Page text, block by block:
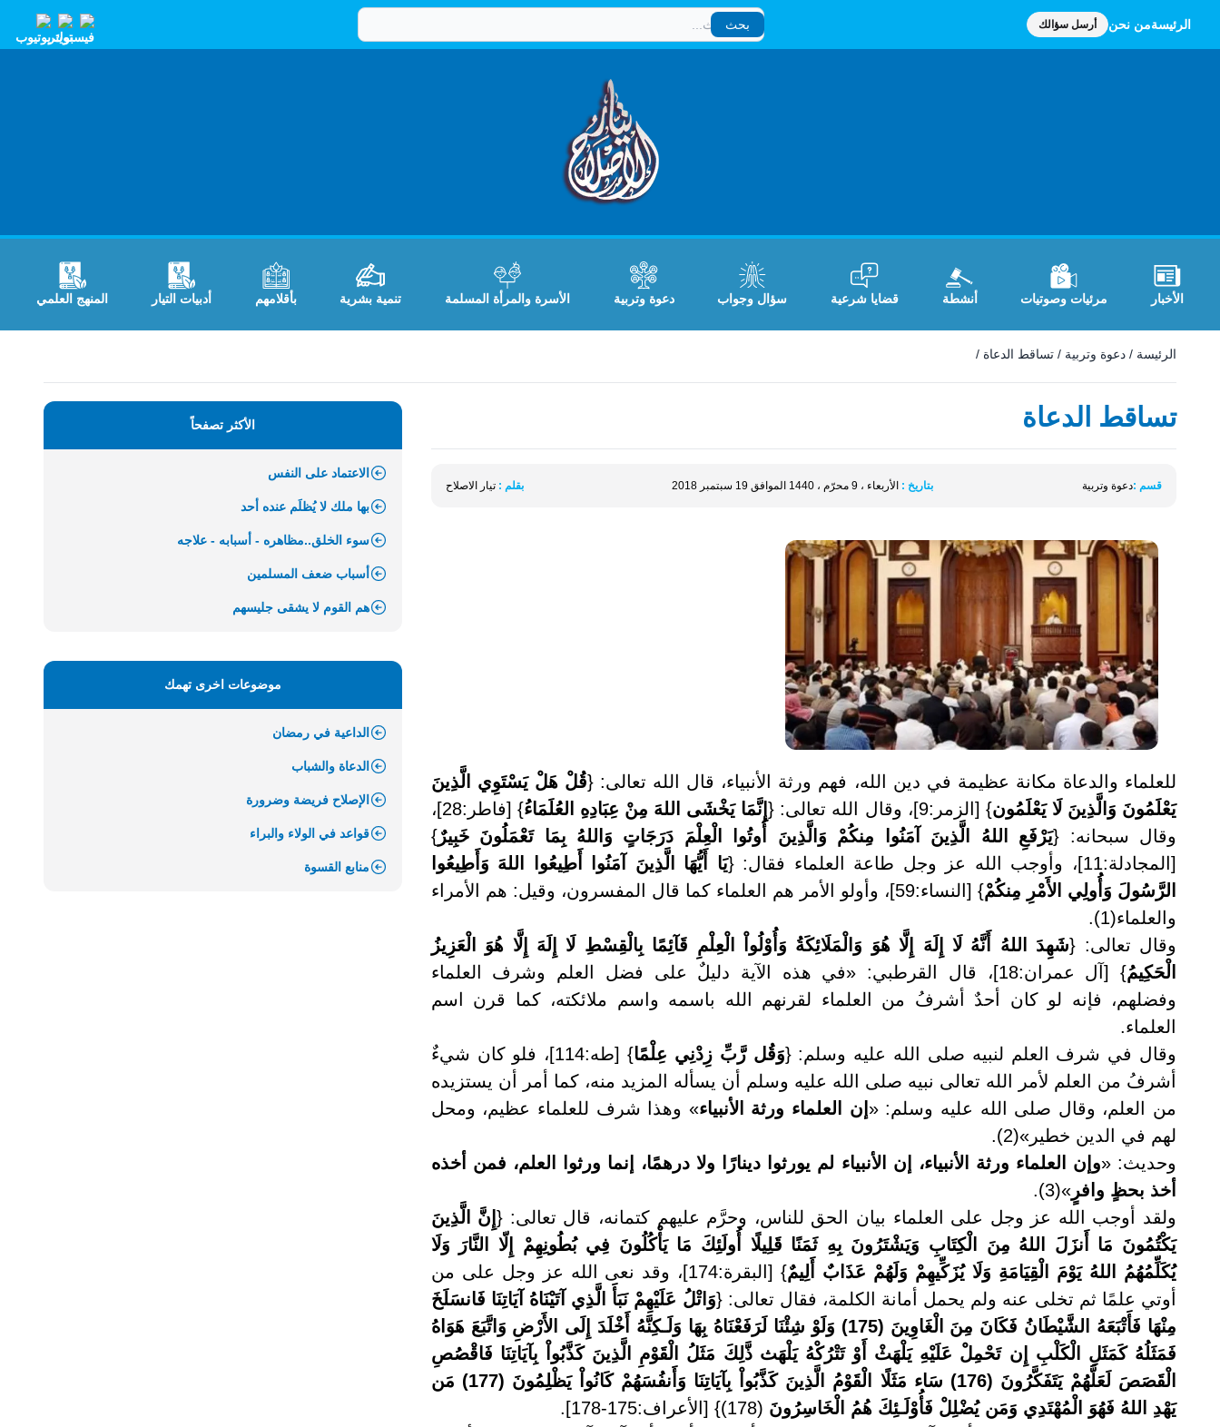
الرئيسةمن نحن أرسل سؤالك
بحث
بحث
الأخبار مرئيات وصوتيات أنشطة قضايا شرعية سؤال وجواب دعوة وتربية الأسرة والمرأة المسلمة تنمية بشرية بأقلامهم أدبيات التيار المنهج العلمي
الرئيسة / دعوة وتربية / تساقط الدعاة /
تساقط الدعاة
قسم :دعوة وتربية بتاريخ : الأربعاء ، 9 محرّم ، 1440 الموافق 19 سبتمبر 2018 بقلم : تيار الاصلاح
للعلماء والدعاة مكانة عظيمة في دين الله، فهم ورثة الأنبياء، قال الله تعالى: {قُلْ هَلْ يَسْتَوِي الَّذِينَ
يَعْلَمُونَ وَالَّذِينَ لَا يَعْلَمُون} [الزمر:9]، وقال الله تعالى: { إِنَّمَا يَخْشَى اللهَ مِنْ عِبَادِهِ العُلَمَاءُ
} [فاطر:28]،
وقال سبحانه: {يَرْفَعِ اللهُ الَّذِينَ آمَنُوا مِنكُمْ وَالَّذِينَ أُوتُوا الْعِلْمَ دَرَجَاتٍ وَاللهُ بِمَا تَعْمَلُونَ خَبِيرٌ}
[المجادلة:11]، وأوجب الله عز وجل طاعة العلماء فقال: {
يَا أَيُّهَا الَّذِينَ آمَنُوا أَطِيعُوا اللهَ وَأَطِيعُوا
الرَّسُولَ وَأُولِي الأَمْرِ مِنكُمْ
} [النساء:59]، وأولو الأمر هم العلماء كما قال المفسرون، وقيل: هم الأمراء
والعلماء(1).
وقال تعالى: {شَهِدَ اللهُ أَنَّهُ لَا إِلَهَ إِلَّا هُوَ وَالْمَلَائِكَةُ وَأُوْلُواْ الْعِلْمِ قَآئِمًا بِالْقِسْطِ لَا إِلَهَ إِلَّا هُوَ الْعَزِيزُ
الْحَكِيمُ
} [آل عمران:18]، قال القرطبي: «في هذه الآية دليلٌ على فضل العلم وشرف العلماء
وفضلهم، فإنه لو كان أحدٌ أشرفُ من العلماء لقرنهم الله باسمه واسم ملائكته، كما قرن اسم
العلماء.
وقال في شرف العلم لنبيه صلى الله عليه وسلم: {وَقُل رَّبِّ زِدْنِي عِلْمًا
} [طه:114]، فلو كان شيءٌ
أشرفُ من العلم لأمر الله تعالى نبيه صلى الله عليه وسلم أن يسأله المزيد منه، كما أمر أن يستزيده
من العلم، وقال صلى الله عليه وسلم: « إن العلماء ورثة الأنبياء» وهذا شرف للعلماء عظيم، ومحل
لهم في الدين خطير»(2).
وحديث: «وإن
العلماء ورثة الأنبياء، إن الأنبياء لم يورثوا دينارًا ولا درهمًا، إنما ورثوا العلم، فمن أخذه
أخذ بحظٍ وافرٍ »(3).
ولقد أوجب الله عز وجل على العلماء بيان الحق للناس، وحرَّم عليهم كتمانه، قال تعالى: {إِنَّ الَّذِينَ
يَكْتُمُونَ مَا أَنزَلَ اللهُ مِنَ الْكِتَابِ وَيَشْتَرُونَ بِهِ ثَمَنًا قَلِيلًا أُولَئِكَ مَا يَأْكُلُونَ فِي بُطُونِهِمْ إِلّا النَّارَ وَلَا
يُكَلِّمُهُمُ اللهُ يَوْمَ الْقِيَامَةِ وَلَا يُزَكِّيهِمْ وَلَهُمْ عَذَابٌ أَلِيمٌ
} [البقرة:174]، وقد نعى الله عز وجل على من
أوتي علمًا ثم تخلى عنه ولم يحمل أمانة الكلمة، فقال تعالى: {وَاتْلُ عَلَيْهِمْ نَبَأَ الَّذِي آتَيْنَاهُ آيَاتِنَا فَانسَلَخَ
مِنْهَا فَأَتْبَعَهُ الشَّيْطَانُ فَكَانَ مِنَ الْغَاوِينَ (175) وَلَوْ شِئْنَا لَرَفَعْنَاهُ بِهَا وَلَـكِنَّهُ أَخْلَدَ إِلَى الأَرْضِ وَاتَّبَعَ هَوَاهُ
فَمَثَلُهُ كَمَثَلِ الْكَلْبِ إِن تَحْمِلْ عَلَيْهِ يَلْهَثْ أَوْ تَتْرُكْهُ يَلْهَث ذَّلِكَ مَثَلُ الْقَوْمِ الَّذِينَ كَذَّبُواْ بِآيَاتِنَا فَاقْصُصِ
الْقَصَصَ لَعَلَّهُمْ يَتَفَكَّرُونَ (176) سَاء مَثَلًا الْقَوْمُ الَّذِينَ كَذَّبُواْ بِآيَاتِنَا وَأَنفُسَهُمْ كَانُواْ يَظْلِمُونَ (177) مَن
يَهْدِ اللهُ فَهُوَ الْمُهْتَدِي وَمَن يُضْلِلْ فَأُوْلَـئِكَ هُمُ الْخَاسِرُونَ (178)} [الأعراف:175-178].
الأكثر تصفحاً
الاعتماد على النفس
بها ملك لا يُظلَم عنده أحد
سوء الخلق..مظاهره - أسبابه - علاجه
أسباب ضعف المسلمين
هم القوم لا يشقى جليسهم
موضوعات اخرى تهمك
الداعية في رمضان
الدعاة والشباب
الإصلاح فريضة وضرورة
قواعد في الولاء والبراء
منابع القسوة